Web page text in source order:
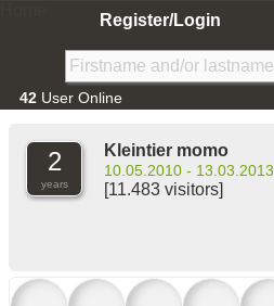
Register/Login
42 User Online
2
years
Kleintier momo
10.05.2010 - 13.03.2013
[11.483 visitors]